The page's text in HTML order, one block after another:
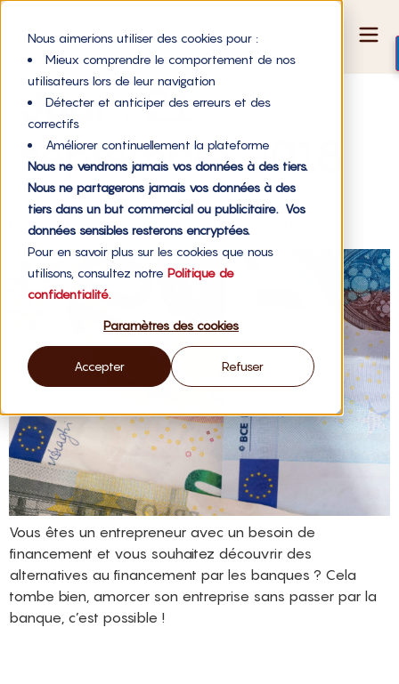
Nous aimerions utiliser des cookies pour :
Mieux comprendre le comportement de nos
utilisateurs lors de leur navigation
Détecter et anticiper des erreurs et des
correctifs
Améliorer continuellement la plateforme
Nous ne vendrons jamais vos données à des tiers.
Nous ne partagerons jamais vos données à des
tiers dans un but commercial ou publicitaire. Vos
données sensibles resterons encryptées.
Pour en savoir plus sur les cookies que nous
utilisons, consultez notre Politique de
confidentialité.
Paramètres des cookies
Accepter Refuser
Jour :21
septembre 2018
Comment financer son entreprise sans passer par la banque ?
Vous êtes un entrepreneur avec un besoin de
financement et vous souhaitez découvrir des
alternatives au financement par les banques ? Cela
tombe bien, amorcer son entreprise sans passer par la
banque, c’est possible !